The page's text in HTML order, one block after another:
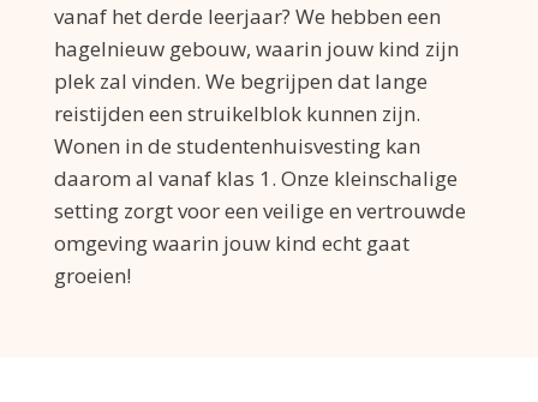
vanaf het derde leerjaar? We hebben een
hagelnieuw gebouw, waarin jouw kind zijn
plek zal vinden. We begrijpen dat lange
reistijden een struikelblok kunnen zijn.
Wonen in de studentenhuisvesting kan
daarom al vanaf klas 1. Onze kleinschalige
setting zorgt voor een veilige en vertrouwde
omgeving waarin jouw kind echt gaat
groeien!